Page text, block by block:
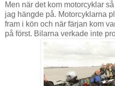
Men när det kom motorcyklar
jag hängde på. Motorcyklarna
fram i kön och när färjan kom
på först. Bilarna verkade inte